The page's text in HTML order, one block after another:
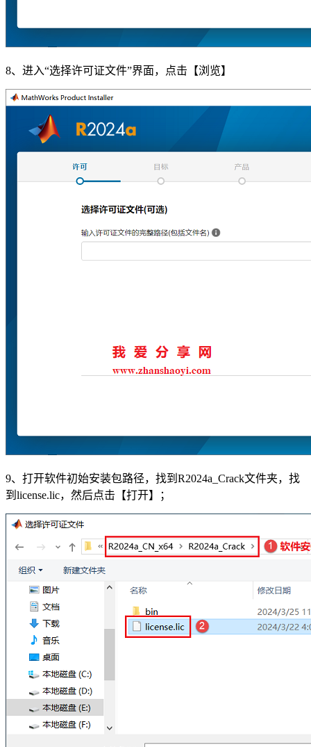
8、进入“选择许可证文件”界面，点击【浏览】
9、打开软件初始安装包路径，找到R2024a_Crack文件夹，找
到license.lic，然后点击【打开】；